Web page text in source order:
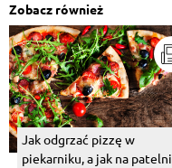
Zobacz również
Jak odgrzać pizzę w
piekarniku, a jak na patelni